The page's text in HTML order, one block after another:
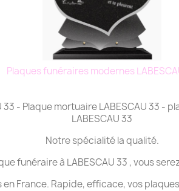
Plaques funéraires modernes
- Plaque mortuaire LABESCAU 33 -
LABESCAU 33
Notre spécialité la qualité.
funéraire à LABESCAU 33 , vous
France. Rapide, efficace, vos